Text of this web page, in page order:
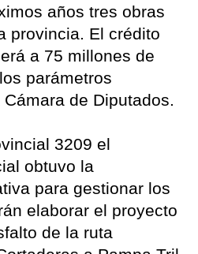
años tres obras
provincia. El crédito
a 75 millones de
parámetros
de Diputados.
3209 el
obtuvo la
para gestionar los
elaborar el proyecto
de la ruta